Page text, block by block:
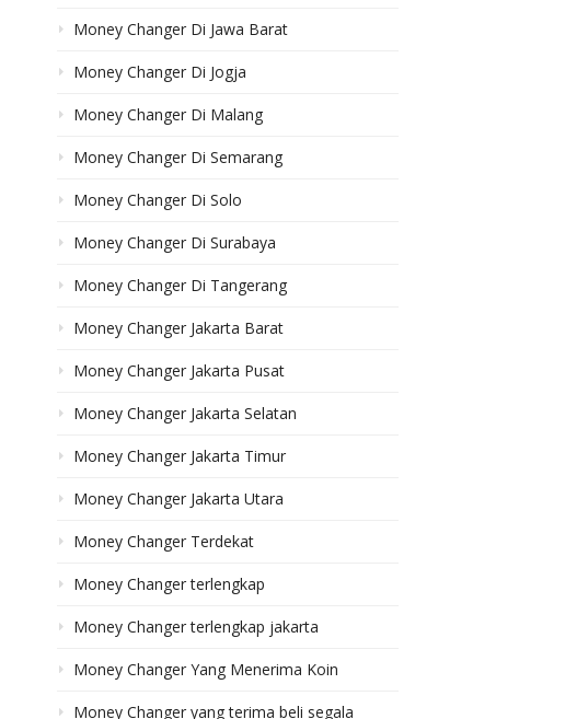
Money Changer Di Jawa Barat
Money Changer Di Jogja
Money Changer Di Malang
Money Changer Di Semarang
Money Changer Di Solo
Money Changer Di Surabaya
Money Changer Di Tangerang
Money Changer Jakarta Barat
Money Changer Jakarta Pusat
Money Changer Jakarta Selatan
Money Changer Jakarta Timur
Money Changer Jakarta Utara
Money Changer Terdekat
Money Changer terlengkap
Money Changer terlengkap jakarta
Money Changer Yang Menerima Koin
Money Changer yang terima beli segala